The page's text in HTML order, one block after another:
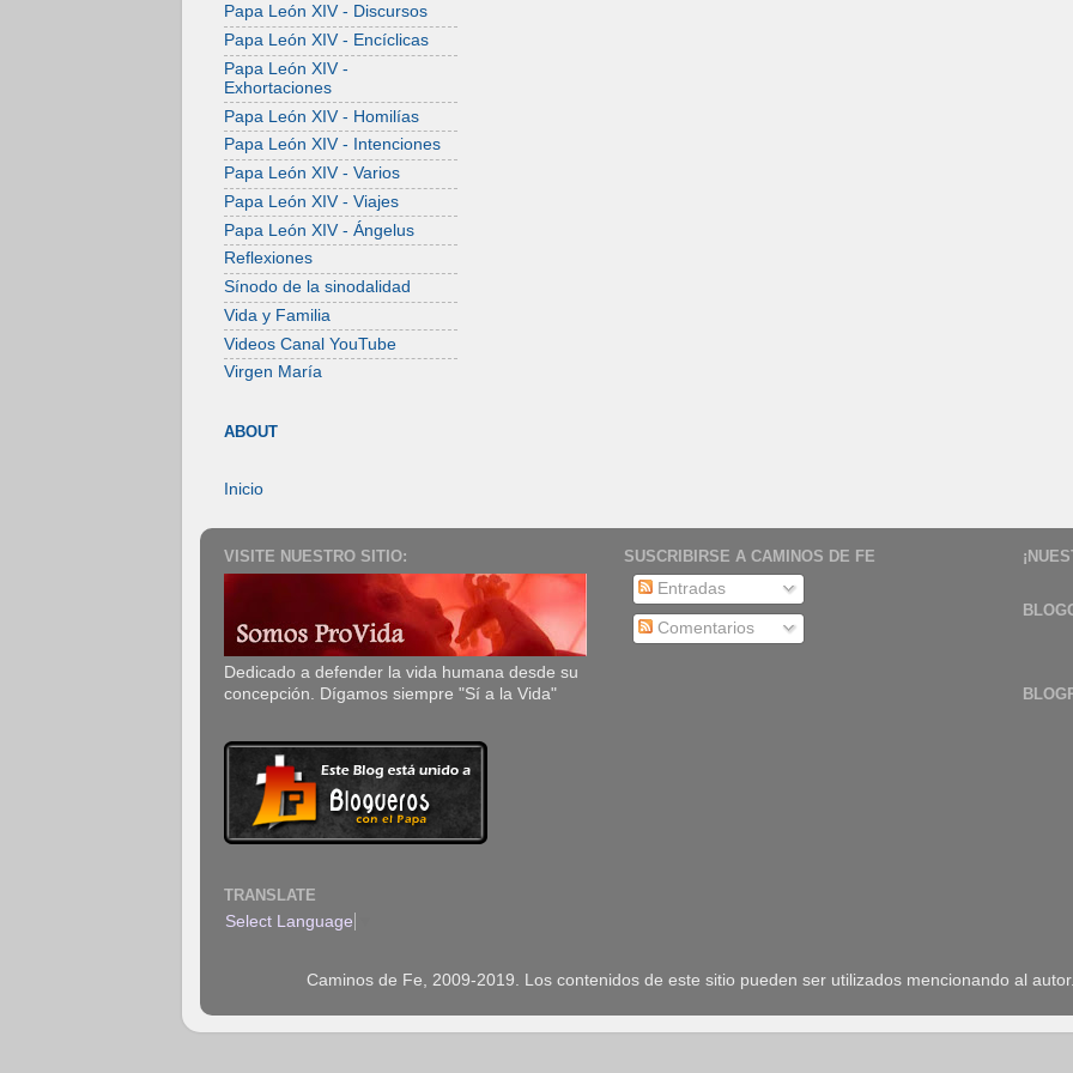
Papa León XIV - Discursos
Papa León XIV - Encíclicas
Papa León XIV -
Exhortaciones
Papa León XIV - Homilías
Papa León XIV - Intenciones
Papa León XIV - Varios
Papa León XIV - Viajes
Papa León XIV - Ángelus
Reflexiones
Sínodo de la sinodalidad
Vida y Familia
Videos Canal YouTube
Virgen María
ABOUT
Inicio
VISITE NUESTRO SITIO:
Dedicado a defender la vida humana desde su
concepción. Dígamos siempre "Sí a la Vida"
TRANSLATE
Select Language
SUSCRIBIRSE A CAMINOS DE FE
Entradas
Comentarios
Caminos de Fe, 2009-2019. Los contenidos de este sitio pueden ser utilizados mencionando al